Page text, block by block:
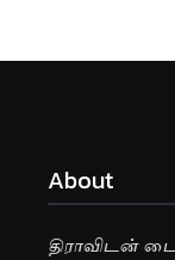
About
திராவிடன்